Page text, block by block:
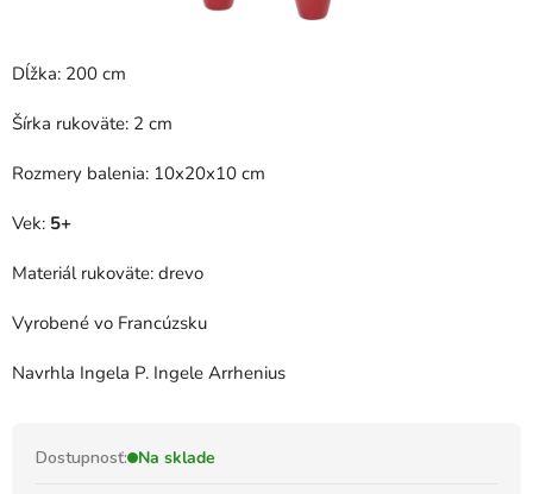
Dĺžka: 200 cm
Šírka rukoväte: 2 cm
Rozmery balenia: 10x20x10 cm
Vek: 5+
Materiál rukoväte: drevo
Vyrobené vo Francúzsku
Navrhla Ingela P. Ingele Arrhenius
Dostupnosť: Na sklade